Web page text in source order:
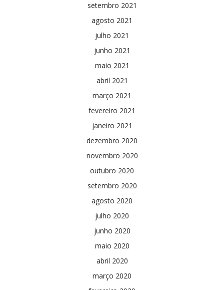
setembro 2021
agosto 2021
julho 2021
junho 2021
maio 2021
abril 2021
março 2021
fevereiro 2021
janeiro 2021
dezembro 2020
novembro 2020
outubro 2020
setembro 2020
agosto 2020
julho 2020
junho 2020
maio 2020
abril 2020
março 2020